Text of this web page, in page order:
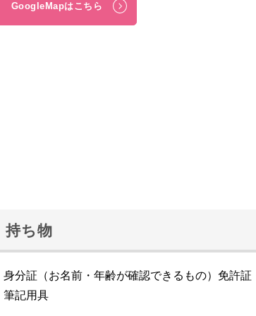
GoogleMapはこちら
持ち物
身分証（お名前・年齢が確認できるもの）免許
筆記用具